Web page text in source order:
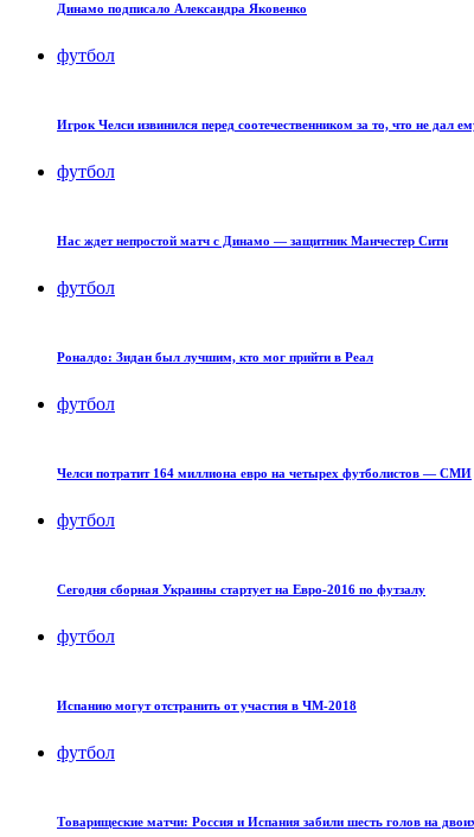
Динамо подписало Александра Яковенко
футбол
Игрок Челси извинился перед соотечественником за то, что не дал
футбол
Нас ждет непростой матч с Динамо — защитник Манчестер Сити
футбол
Роналдо: Зидан был лучшим, кто мог прийти в Реал
футбол
Челси потратит 164 миллиона евро на четырех футболистов — СМИ
футбол
Сегодня сборная Украины стартует на Евро-2016 по футзалу
футбол
Испанию могут отстранить от участия в ЧМ-2018
футбол
Товарищеские матчи: Россия и Испания забили шесть голов на